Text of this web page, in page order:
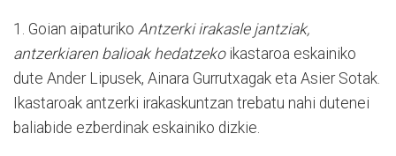
1. Goian aipaturiko Antzerki irakasle jantziak,
antzerkiaren balioak hedatzekoikastaroa eskainiko
dute Ander Lipusek, Ainara Gurrutxagak eta Asier Sotak.
Ikastaroak antzerki irakaskuntzan trebatu nahi dutenei
baliabide ezberdinak eskainiko dizkie.